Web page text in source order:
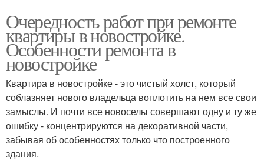
Очередность работ при ремонте
квартиры в новостройке.
Особенности ремонта в
новостройке
Квартира в новостройке - это чистый холст, который
соблазняет нового владельца воплотить на нем все свои
замыслы. И почти все новоселы совершают одну и ту же
ошибку - концентрируются на декоративной части,
забывая об особенностях только что построенного
здания.